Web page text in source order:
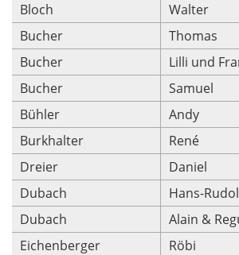
Bloch
Walter
Bucher
Thomas
Bucher
Lilli und
Bucher
Samuel
Bühler
Andy
Burkhalter
René
Dreier
Daniel
Dubach
Hans-
Dubach
Alain &
Eichenberger
Röbi